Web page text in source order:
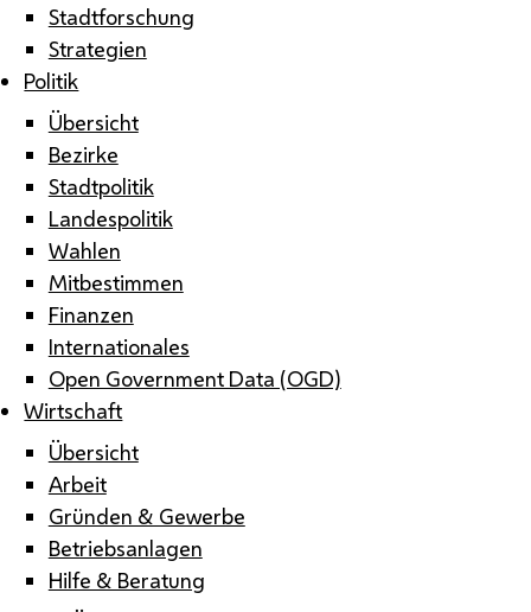
Stadtforschung
Strategien
Politik
Übersicht
Bezirke
Stadtpolitik
Landespolitik
Wahlen
Mitbestimmen
Finanzen
Internationales
Open Government Data (OGD)
Wirtschaft
Übersicht
Arbeit
Gründen & Gewerbe
Betriebsanlagen
Hilfe & Beratung